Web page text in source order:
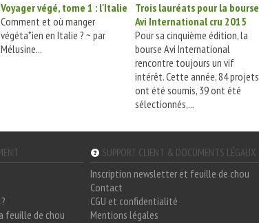
Voyager végé, tome 1 : l'Italie
Comment et où manger
végéta*ien en Italie ? ~ par
Mélusine...
Trois lauréats pour la bourse
Avi International cru 2015
Pour sa cinquième édition, la
bourse Avi International
rencontre toujours un vif
intérêt. Cette année, 84 projets
ont été soumis, 39 ont été
sélectionnés,...
feuille de chou
SUPPORT CLIENT & DOCUMENTS LÉGAUX
Inscription newsletter et feuille de chou
Contact
CGU et confidentialité
Mentions légales